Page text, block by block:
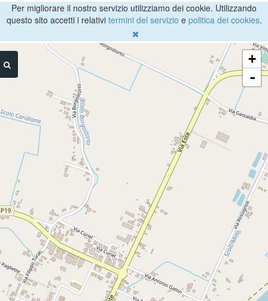
Per migliorare il nostro servizio utilizziamo dei cookie. Utilizzando
questo sito accetti i relativi termini del servizio e politica dei cookies.
+
-